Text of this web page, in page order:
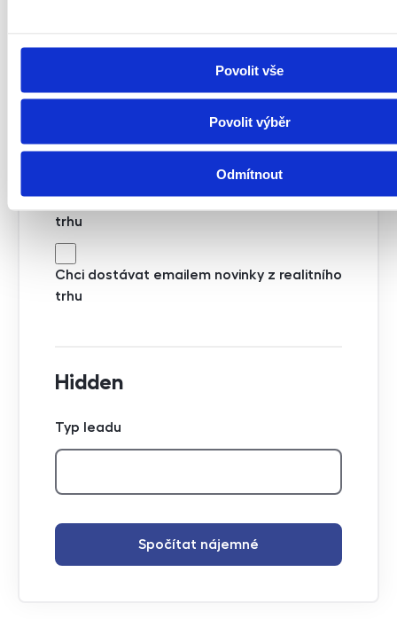
Povolit vše
Povolit výběr
Odmítnout
Souhlasím se zpracováním osobních údajů
Souhlasím se zpracováním osobních údajů
Chci dostávat emailem novinky z realitního
trhu
Chci dostávat emailem novinky z realitního
trhu
Hidden
Typ leadu
Spočítat nájemné